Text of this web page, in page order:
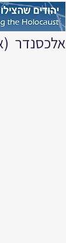
אלכסנדר